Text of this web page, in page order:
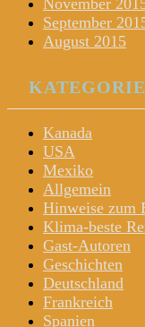
September
August 2015
Kanada
USA
Mexiko
Allgemein
Hinweise zum
Klima-beste
Gast-Autoren
Geschichten
Deutschland
Frankreich
Spanien